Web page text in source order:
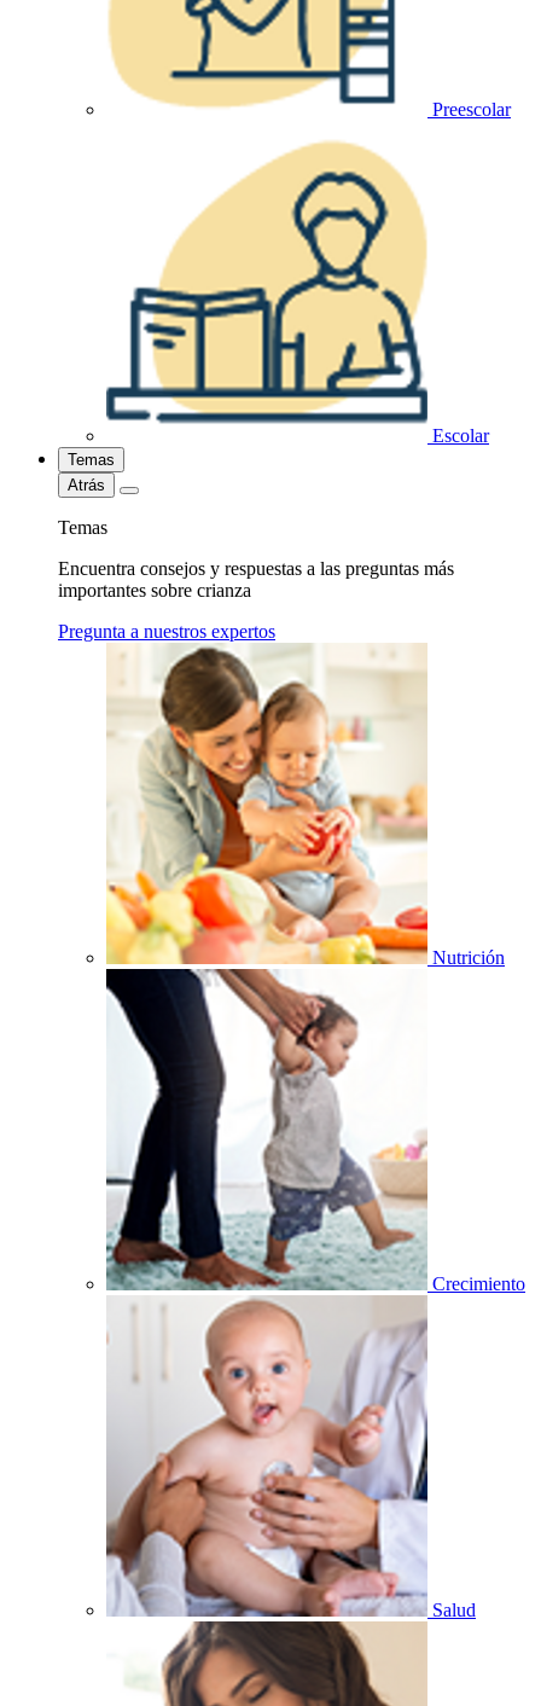
Preescolar
Escolar
Temas
Atrás
Temas
Encuentra consejos y respuestas a las preguntas más
importantes sobre crianza
Pregunta a nuestros expertos
Nutrición
Crecimiento
Salud